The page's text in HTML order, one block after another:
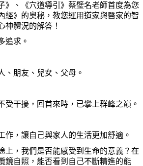
、《穴道導引》蔡璧名老師首度為您
經》的奧秘，教您運用道家與醫家的智
神體況的解答！
求。
朋友、兒女、父母。
干擾，回首來時，已攀上群峰之巔。
，讓自己與家人的生活更加舒適。
，我們是否能感受到生命的意義？在
鏡自照，能否看到自己不斷精進的能